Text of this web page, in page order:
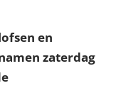
en
zaterdag